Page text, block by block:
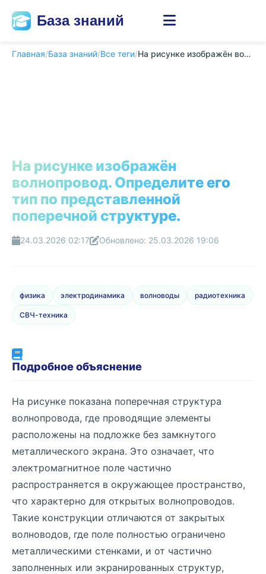
База знаний
Главная/База знаний/Все теги/ На рисунке изображён волнопровод. Определите ег...
На рисунке изображён
волнопровод. Определите его
тип по представленной
поперечной структуре.
24.03.2026 02:17 Обновлено: 25.03.2026 19:06
физика электродинамика волноводы радиотехника
СВЧ-техника
Подробное объяснение
На рисунке показана поперечная структура
волнопровода, где проводящие элементы
расположены на подложке без замкнутого
металлического экрана. Это означает, что
электромагнитное поле частично
распространяется в окружающее пространство,
что характерно для открытых волнопроводов.
Такие конструкции отличаются от закрытых
волноводов, где поле полностью ограничено
металлическими стенками, и от частично
заполненных или экранированных структур,